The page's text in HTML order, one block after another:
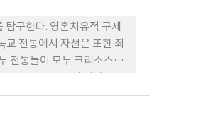
록 종용하기도 하였다.
자들이 하와이 농장의 지
수수 농장에서 감리교 선
로 접어들면서 고립주의를
지 기를 자처할 때에, 하
응답하였으며, 이것은 결
구한다. 영혼치유적 구제
전통에서 자선은 또한 죄
전통들이 모두 크리소스톰
탕으로 유기적으로 통합되
리소스톰에게 있어서 영혼
화를 깨트리는 욕망의 무